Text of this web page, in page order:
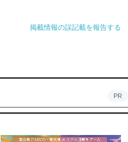
掲載情報の誤記載を報告する
PR